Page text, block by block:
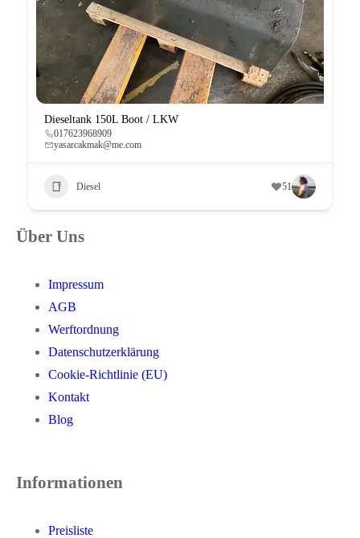
Dieseltank 150L Boot / LKW
017623968909
yasarcakmak@me.com
Diesel 51
Über Uns
Impressum
AGB
Werftordnung
Datenschutzerklärung
Cookie-Richtlinie (EU)
Kontakt
Blog
Informationen
Preisliste